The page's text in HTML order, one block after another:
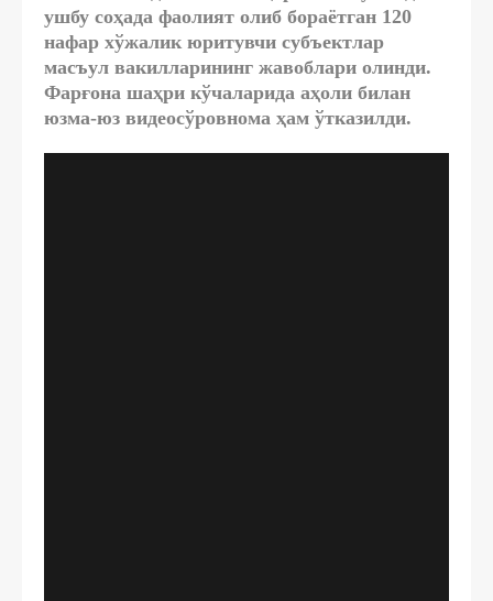
ушбу соҳада фаолият олиб бораётган 120
нафар хўжалик юритувчи субъектлар
масъул вакилларининг жавоблари олинди.
Фарғона шаҳри кўчаларида аҳоли билан
юзма-юз видеосўровнома ҳам ўтказилди.